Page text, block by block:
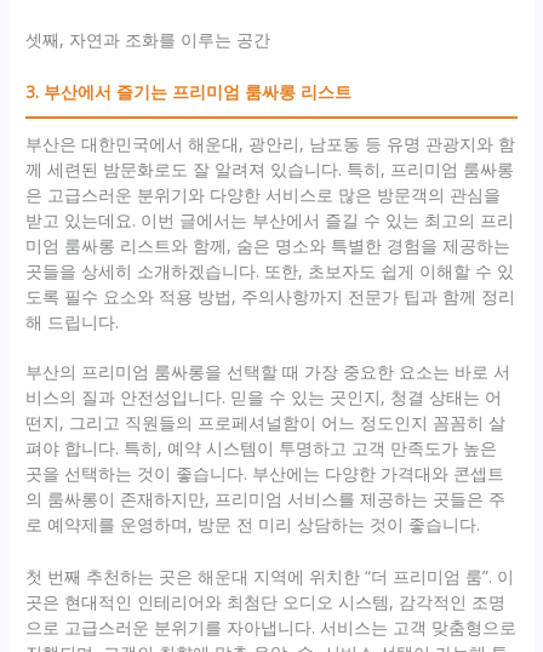
셋째, 자연과 조화를 이루는 공간
3. 부산에서 즐기는 프리미엄 룸싸롱 리스트
부산은 대한민국에서 해운대, 광안리, 남포동 등 유명 관광지와 함
께 세련된 밤문화로도 잘 알려져 있습니다. 특히, 프리미엄 룸싸롱
은 고급스러운 분위기와 다양한 서비스로 많은 방문객의 관심을
받고 있는데요. 이번 글에서는 부산에서 즐길 수 있는 최고의 프리
미엄 룸싸롱 리스트와 함께, 숨은 명소와 특별한 경험을 제공하는
곳들을 상세히 소개하겠습니다. 또한, 초보자도 쉽게 이해할 수 있
도록 필수 요소와 적용 방법, 주의사항까지 전문가 팁과 함께 정리
해 드립니다.
부산의 프리미엄 룸싸롱을 선택할 때 가장 중요한 요소는 바로 서
비스의 질과 안전성입니다. 믿을 수 있는 곳인지, 청결 상태는 어
떤지, 그리고 직원들의 프로페셔널함이 어느 정도인지 꼼꼼히 살
펴야 합니다. 특히, 예약 시스템이 투명하고 고객 만족도가 높은
곳을 선택하는 것이 좋습니다. 부산에는 다양한 가격대와 콘셉트
의 룸싸롱이 존재하지만, 프리미엄 서비스를 제공하는 곳들은 주
로 예약제를 운영하며, 방문 전 미리 상담하는 것이 좋습니다.
첫 번째 추천하는 곳은 해운대 지역에 위치한 “더 프리미엄 룸”. 이
곳은 현대적인 인테리어와 최첨단 오디오 시스템, 감각적인 조명
으로 고급스러운 분위기를 자아냅니다. 서비스는 고객 맞춤형으로